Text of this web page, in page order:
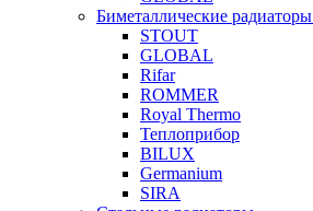
Биметаллические радиаторы
STOUT
GLOBAL
Rifar
ROMMER
Royal Thermo
Теплоприбор
BILUX
Germanium
SIRA